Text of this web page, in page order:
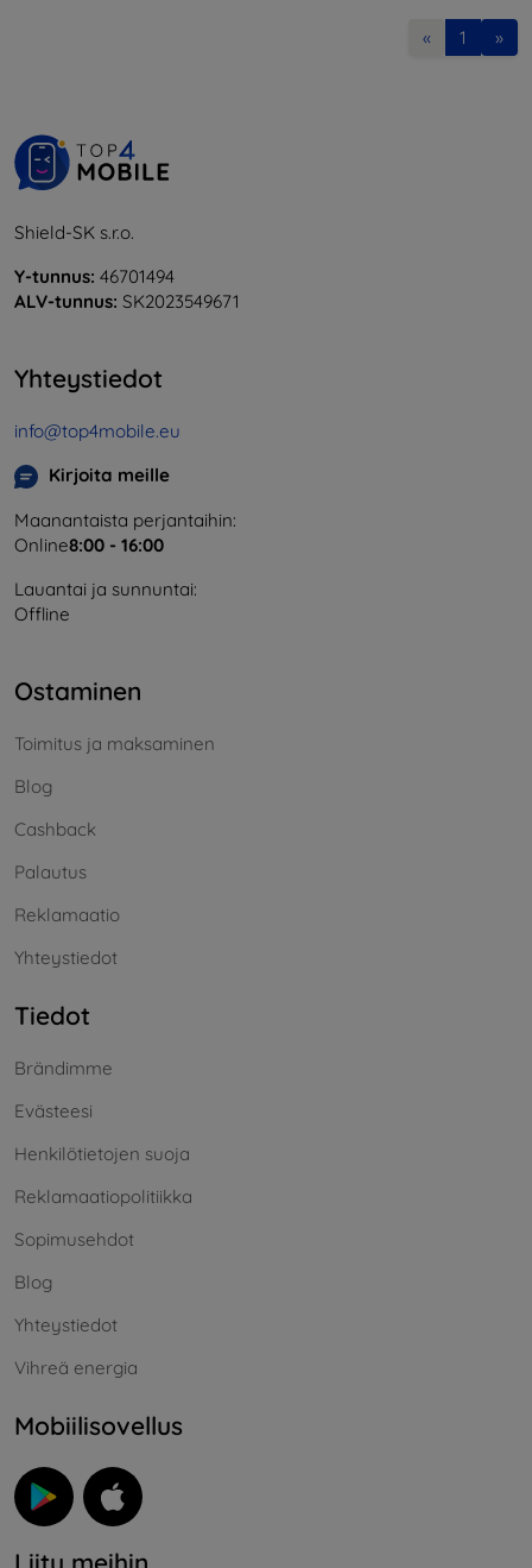
« 1 »
Shield-SK s.r.o.
Y-tunnus: 46701494
ALV-tunnus: SK2023549671
Yhteystiedot
info@top4mobile.eu
Kirjoita meille
Maanantaista perjantaihin:
Online8:00 - 16:00
Lauantai ja sunnuntai:
Offline
Ostaminen
Toimitus ja maksaminen
Blog
Cashback
Palautus
Reklamaatio
Yhteystiedot
Tiedot
Brändimme
Evästeesi
Henkilötietojen suoja
Reklamaatiopolitiikka
Sopimusehdot
Blog
Yhteystiedot
Vihreä energia
Mobiilisovellus
Liity meihin